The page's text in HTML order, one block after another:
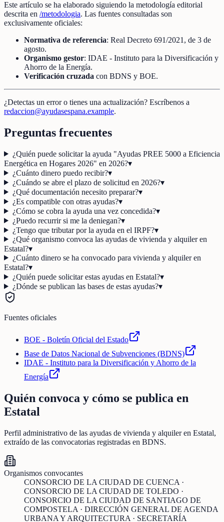
Este artículo se ha elaborado siguiendo la metodología editorial
descrita en /metodologia. Las fuentes consultadas son
exclusivamente oficiales:
Normativa de referencia: Real Decreto 691/2021, de 3 de
agosto.
Organismo gestor: IDAE - Instituto para la Diversificación y
Ahorro de la Energía.
Verificación cruzada con BDNS y BOE.
¿Detectas un error o tienes una actualización? Escríbenos a
redaccion@ayudasespana.example.
Preguntas frecuentes
¿Quién puede solicitar la ayuda "Ayudas PREE 5000 a Eficiencia
Energética en Hogares 2026" en 2026?▾
¿Cuánto dinero puedo recibir?▾
¿Cuándo se abre el plazo de solicitud en 2026?▾
¿Qué documentación necesito preparar?▾
¿Es compatible con otras ayudas?▾
¿Cómo se cobra la ayuda una vez concedida?▾
¿Puedo recurrir si me la deniegan?▾
¿Tengo que tributar por la ayuda en el IRPF?▾
¿Qué organismo convoca las ayudas de vivienda y alquiler en
Estatal?▾
¿Cuánto dinero se ha convocado para vivienda y alquiler en
Estatal?▾
¿Quién puede solicitar estas ayudas en Estatal?▾
¿Dónde se publican las bases de estas ayudas?▾
Fuentes oficiales
BOE - Boletín Oficial del Estado
Base de Datos Nacional de Subvenciones (BDNS)
IDAE - Instituto para la Diversificación y Ahorro de la
Energía
Quién convoca y cómo se publica en
Estatal
Perfil administrativo de las ayudas de vivienda y alquileren Estatal,
extraído de las convocatorias registradas en BDNS.
Organismos convocantes
CONSORCIO DE LA CIUDAD DE CUENCA ·
CONSORCIO DE LA CIUDAD DE TOLEDO ·
CONSORCIO DE LA CIUDAD DE SANTIAGO DE
COMPOSTELA · DIRECCIÓN GENERAL DE AGENDA
URBANA Y ARQUITECTURA · SECRETARÍA